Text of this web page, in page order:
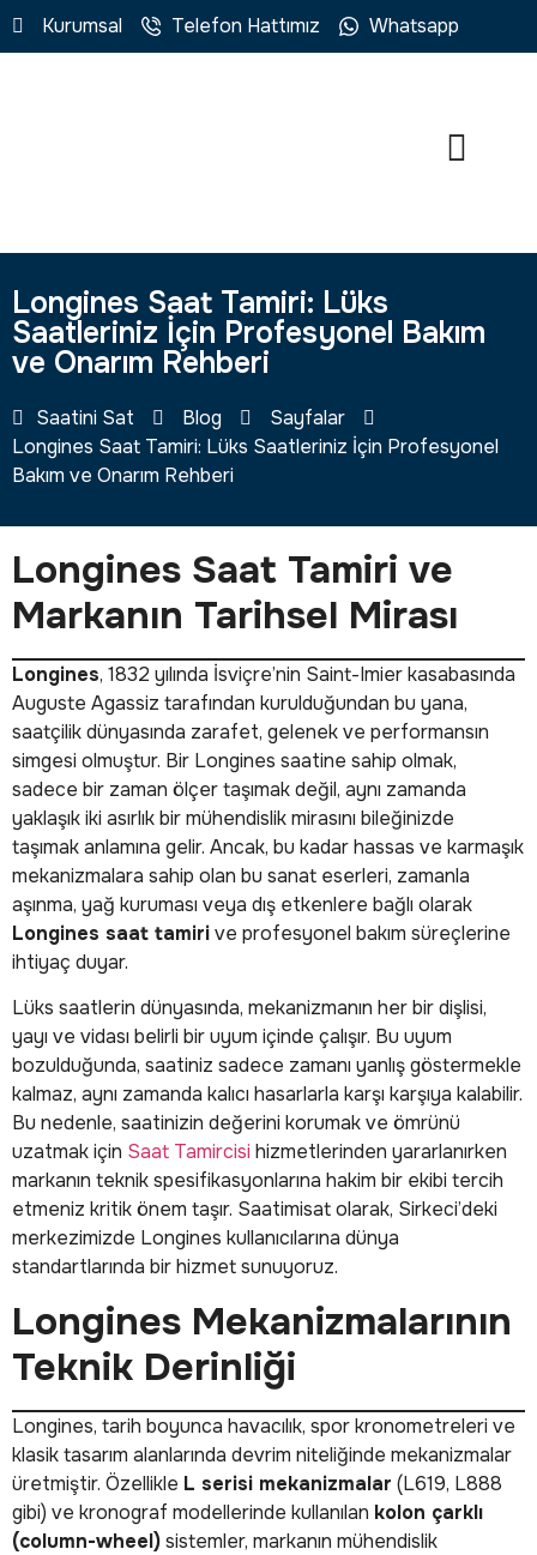
Kurumsal Telefon Hattımız Whatsapp
Longines Saat Tamiri: Lüks
Saatleriniz İçin Profesyonel Bakım
ve Onarım Rehberi
Saatini Sat Blog
Sayfalar
Longines Saat Tamiri: Lüks Saatleriniz İçin Profesyonel
Bakım ve Onarım Rehberi
Longines Saat Tamiri ve
Markanın Tarihsel Mirası
Longines, 1832 yılında İsviçre’nin Saint-Imier kasabasında
Auguste Agassiz tarafından kurulduğundan bu yana,
saatçilik dünyasında zarafet, gelenek ve performansın
simgesi olmuştur. Bir Longines saatine sahip olmak,
sadece bir zaman ölçer taşımak değil, aynı zamanda
yaklaşık iki asırlık bir mühendislik mirasını bileğinizde
taşımak anlamına gelir. Ancak, bu kadar hassas ve karmaşık
mekanizmalara sahip olan bu sanat eserleri, zamanla
aşınma, yağ kuruması veya dış etkenlere bağlı olarak
Longines saat tamirive profesyonel bakım süreçlerine
ihtiyaç duyar.
Lüks saatlerin dünyasında, mekanizmanın her bir dişlisi,
yayı ve vidası belirli bir uyum içinde çalışır. Bu uyum
bozulduğunda, saatiniz sadece zamanı yanlış göstermekle
kalmaz, aynı zamanda kalıcı hasarlarla karşı karşıya kalabilir.
Bu nedenle, saatinizin değerini korumak ve ömrünü
uzatmak için Saat Tamircisi hizmetlerinden yararlanırken
markanın teknik spesifikasyonlarına hakim bir ekibi tercih
etmeniz kritik önem taşır. Saatimisat olarak, Sirkeci’deki
merkezimizde Longines kullanıcılarına dünya
standartlarında bir hizmet sunuyoruz.
Longines Mekanizmalarının
Teknik Derinliği
Longines, tarih boyunca havacılık, spor kronometreleri ve
klasik tasarım alanlarında devrim niteliğinde mekanizmalar
üretmiştir. Özellikle L serisi mekanizmalar (L619, L888
gibi) ve kronograf modellerinde kullanılan kolon çarklı
(column-wheel)sistemler, markanın mühendislik